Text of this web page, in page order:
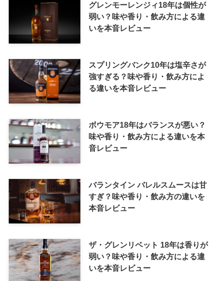
グレンモーレンジィ18年は個性が
弱い？味や香り・飲み方による違
いを本音レビュー
スプリングバンク10年は塩辛さが
強すぎる？味や香り・飲み方によ
る違いを本音レビュー
ボウモア18年はバランスが悪い？
味や香り・飲み方による違いを本
音レビュー
バランタイン バレルスムースは甘
すぎ？味や香り・飲み方の違いを
本音レビュー
ザ・グレンリベット 18年は香りが
弱い？味や香り・飲み方による違
いを本音レビュー